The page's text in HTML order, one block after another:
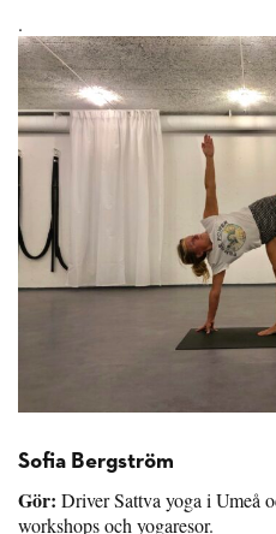
.
Sofia Bergström
Gör: Driver Sattva yoga i Umeå
workshops och yogaresor.